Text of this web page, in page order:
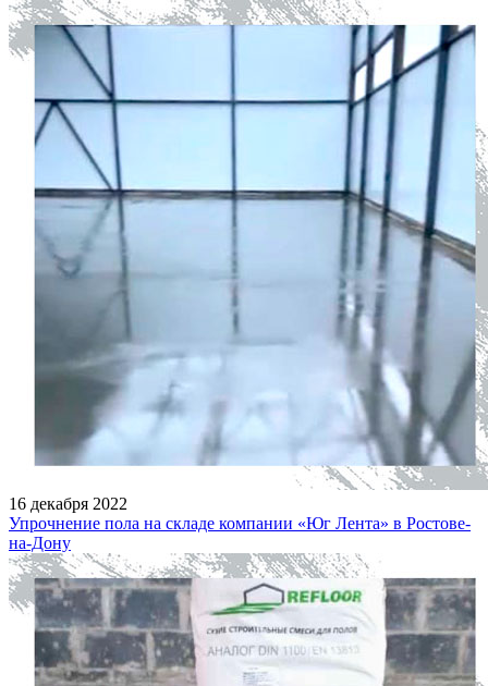
16 декабря 2022
Упрочнение пола на складе компании «Юг Лента» в Ростове-
на-Дону